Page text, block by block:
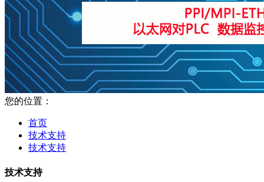
您的位置：
首页
技术支持
技术支持
技术支持